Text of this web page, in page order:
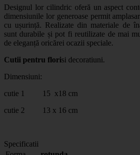
Designul lor cilindric oferă un aspect
dimensiunile lor generoase permit
cu ușurință. Realizate din materiale de
sunt durabile și pot fi reutilizate de mai
de eleganță oricărei ocazii speciale.
Cutii pentru florisi decoratiuni.
Dimensiuni:
cutie 1 15 x18 cm
cutie 2 13 x 16 cm
Specificatii